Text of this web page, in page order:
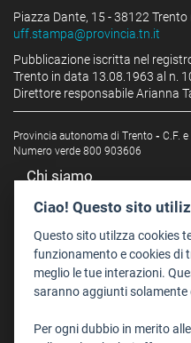
Piazza Dante, 15 - 38122 Trento
uff.stampa@provincia.tn.it
Pubblicazione iscritta nel
Trento in data 13.08.1963 al n.
Direttore responsabile Arianna
Provincia autonoma di Trento - C.F.
Numero verde 800 903606
Chi siamo
Redazione
Staff
Format - Centro Audiovisivi
Trentino Film Commission
Dove Siamo
Ciao! Questo sito
Questo sito utilzza cookies
funzionamento e cookies di
meglio le tue interazioni.
saranno aggiunti
Per ogni dubbio in merito